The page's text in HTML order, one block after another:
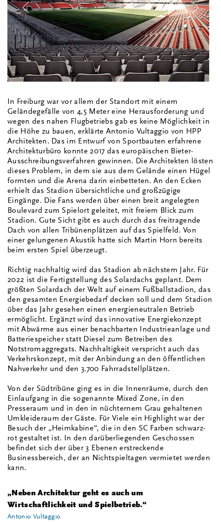
In Freiburg war vor allem der Standort mit einem
Geländegefälle von 4,5 Meter eine Herausforderung und
wegen des nahen Flugbetriebs gab es keine Möglichkeit in
die Höhe zu bauen, erklärte Antonio Vultaggio von HPP
Architekten. Das im Entwurf von Sportbauten erfahrene
Architekturbüro konnte 2017 das europäischen Bieter-
Ausschreibungsverfahren gewinnen. Die Architekten lösten
dieses Problem, in dem sie aus dem Gelände einen Hügel
formten und die Arena darin einbetteten. An den Ecken
erhielt das Stadion übersichtliche und großzügige
Eingänge. Die Fans werden über einen breit angelegten
Boulevard zum Spielort geleitet, mit freiem Blick zum
Stadion. Gute Sicht gibt es auch durch das freitragende
Dach von allen Tribünenplätzen auf das Spielfeld. Von
einer gelungenen Akustik hatte sich Martin Horn bereits
beim ersten Spiel überzeugt.
Richtig nachhaltig wird das Stadion ab nächstem Jahr. Für
2022 ist die Fertigstellung des Solardachs geplant. Dem
größten Solardach der Welt auf einem Fußballstadion, das
den gesamten Energiebedarf decken soll und dem Stadion
über das Jahr gesehen einen energieneutralen Betrieb
ermöglicht. Ergänzt wird das innovative Energiekonzept
mit Abwärme aus einer benachbarten Industrieanlage und
Batteriespeicher statt Diesel zum Betreiben des
Notstromaggregats. Nachhaltigkeit verspricht auch das
Verkehrskonzept, mit der Anbindung an den öffentlichen
Nahverkehr und den 3.700 Fahrradstellplätzen.
Von der Südtribüne ging es in die Innenräume, durch den
Einlaufgang in die sogenannte Mixed Zone, in den
Presseraum und in den in nüchternem Grau gehaltenen
Umkleideraum der Gäste. Für Viele ein Highlight war der
Besuch der „Heimkabine“, die in den SC Farben schwarz-
rot gestaltet ist. In den darüberliegenden Geschossen
befindet sich der über 3 Ebenen erstreckende
Businessbereich, der an Nichtspieltagen vermietet werden
kann.
„Neben Architektur geht es auch um
Wirtschaftlichkeit und Spielbetrieb.“
Antonio Vultaggio